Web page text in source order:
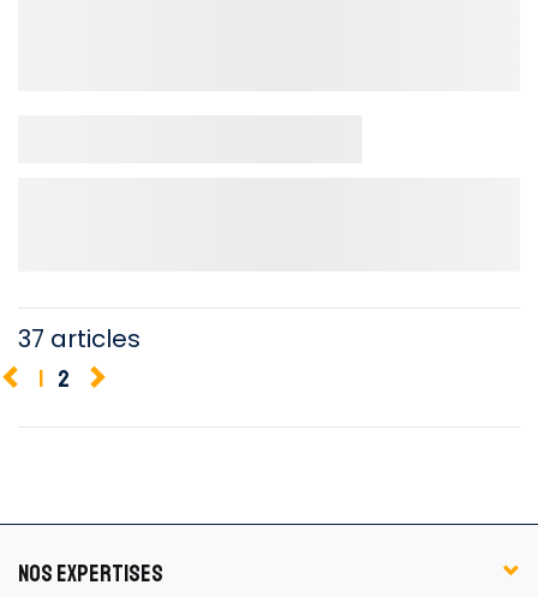
37 articles
1 2
NOS EXPERTISES